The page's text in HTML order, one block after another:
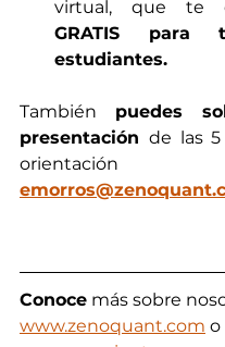
virtual, que te
GRATIS para
estudiantes.
También puedes
presentación de las
Conoce más sobre
www.zenoquant.com o